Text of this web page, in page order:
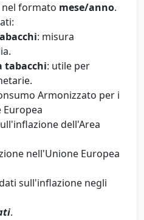
formato mese/anno.
: misura
tabacchi: utile per
Armonizzato per i
Europea
dell'Area
nell'Unione Europea
sull'inflazione negli
.